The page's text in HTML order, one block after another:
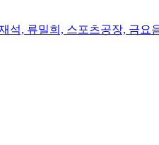
석, 류밀희, 스포츠공장, 금요